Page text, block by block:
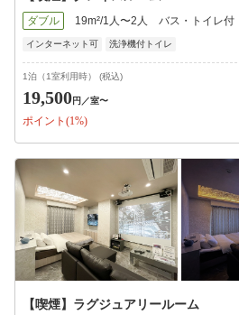
ダブル 19m²/1人〜2人 バス・トイレ付
インターネット可 洗浄機付トイレ
1泊（1室利用時） (税込)
19,500円 ／室〜
ポイント(1%)
【喫煙】ラグジュアリールーム